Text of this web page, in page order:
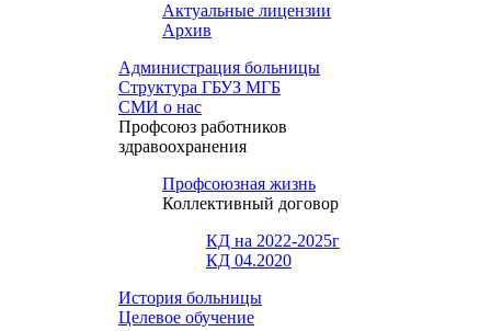
Актуальные лицензии
Архив
Администрация больницы
Структура ГБУЗ МГБ
СМИ о нас
Профсоюз работников
здравоохранения
Профсоюзная жизнь
Коллективный договор
КД на 2022-2025г
КД 04.2020
История больницы
Целевое обучение